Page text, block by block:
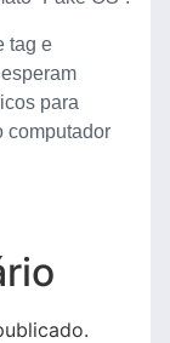
tag e
para
computador